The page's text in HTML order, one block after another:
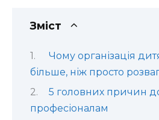
Зміст
Чому організація
більше, ніж просто
5 головних причин
професіоналам